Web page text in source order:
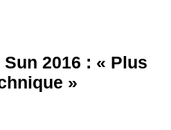
2016 : « Plus
»